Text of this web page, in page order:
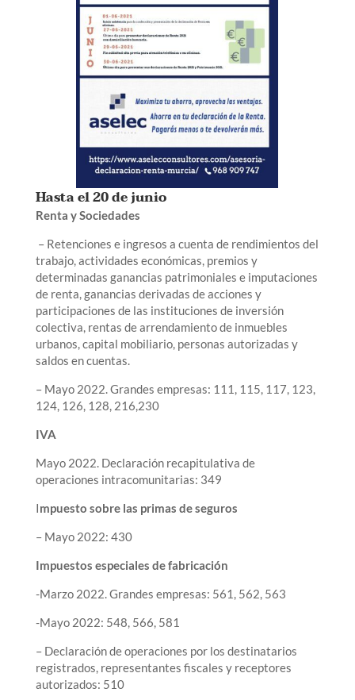
Hasta el 20 de junio
Renta y Sociedades
– Retenciones e ingresos a cuenta de rendimientos del
trabajo, actividades económicas, premios y
determinadas ganancias patrimoniales e imputaciones
de renta, ganancias derivadas de acciones y
participaciones de las instituciones de inversión
colectiva, rentas de arrendamiento de inmuebles
urbanos, capital mobiliario, personas autorizadas y
saldos en cuentas.
– Mayo 2022. Grandes empresas: 111, 115, 117, 123,
124, 126, 128, 216,230
IVA
Mayo 2022. Declaración recapitulativa de
operaciones intracomunitarias: 349
Impuesto sobre las primas de seguros
– Mayo 2022: 430
Impuestos especiales de fabricación
-Marzo 2022. Grandes empresas: 561, 562, 563
-Mayo 2022: 548, 566, 581
– Declaración de operaciones por los destinatarios
registrados, representantes fiscales y receptores
autorizados: 510